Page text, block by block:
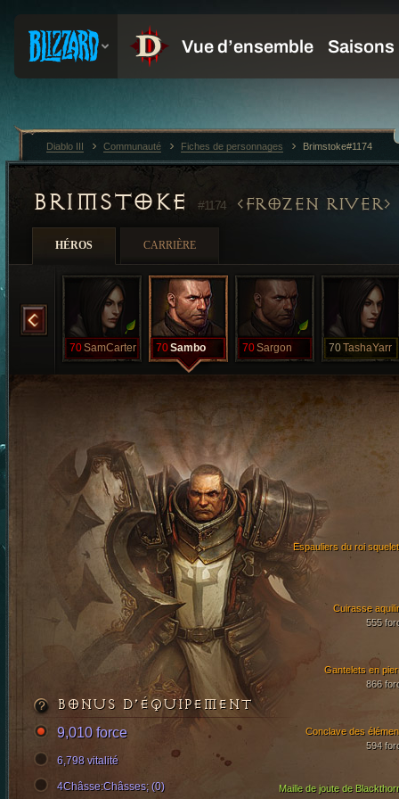
BRIMSTOKE #1174 FROZEN RIVER
HÉROS CARRIÈRE
70SamCarter 70Sambo 70Sargon 70TashaYarr
Cuirasse
555
Gantelets en
866
Espauliers du roi
Maille de joute de
Conclave des
594
BONUS D’ÉQUIPEMENT
9,010 force
6,798 vitalité
4Châsse:Châsses; (0)
Diablo III Communauté Fiches de personnages Brimstoke#1174